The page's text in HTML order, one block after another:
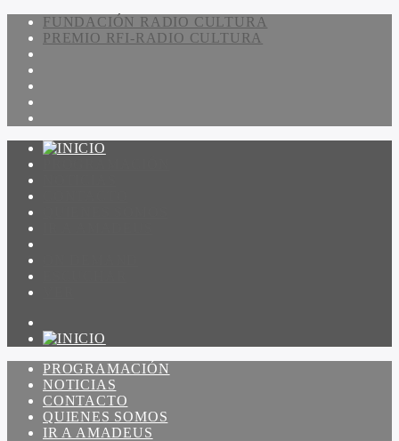
FUNDACIÓN RADIO CULTURA
PREMIO RFI-RADIO CULTURA
PROGRAMACIÓN
NOTICIAS
CONTACTO
QUIENES SOMOS
IR A AMADEUS